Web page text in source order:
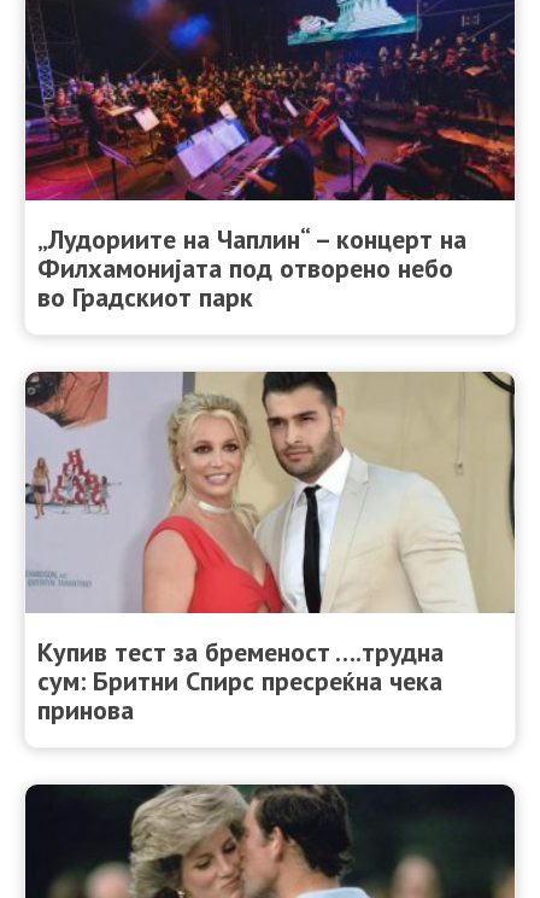
„Лудориите на Чаплин“ – концерт на
Филхамонијата под отворено небо
во Градскиот парк
Купив тест за бременост ….трудна
сум: Бритни Спирс пресреќна чека
принова